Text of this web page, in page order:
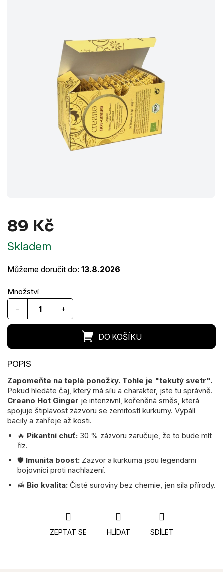
89 Kč
Skladem
Můžeme doručit do: 13.8.2026
+
−
Zapomeňte na teplé ponožky. Tohle je "tekutý svetr".
Pokud hledáte čaj, který má sílu a charakter, jste tu správně.
Creano Hot Ginger je intenzivní, kořeněná směs, která
spojuje štiplavost zázvoru se zemitostí kurkumy. Vypálí
bacily a zahřeje až kosti.
🔥 Pikantní chuť: 30 % zázvoru zaručuje, že to bude mít
říz.
🛡️ Imunita boost: Zázvor a kurkuma jsou legendární
bojovníci proti nachlazení.
🍯 Bio kvalita: Čisté suroviny bez chemie, jen síla přírody.
ZEPTAT SE HLÍDAT SDÍLET